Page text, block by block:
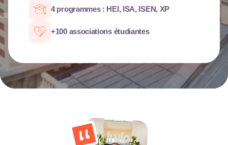
4 programmes : HEI, ISA, ISEN, XP
+100 associations étudiantes